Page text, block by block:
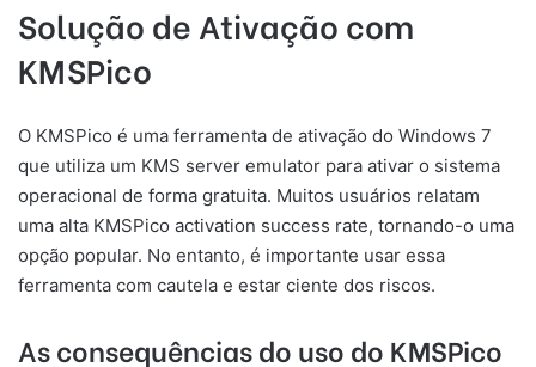
Solução de Ativação com
KMSPico
O KMSPico é uma ferramenta de ativação do Windows 7
que utiliza um KMS server emulator para ativar o sistema
operacional de forma gratuita. Muitos usuários relatam
uma alta KMSPico activation success rate, tornando-o uma
opção popular. No entanto, é importante usar essa
ferramenta com cautela e estar ciente dos riscos.
As consequências do uso do KMSPico